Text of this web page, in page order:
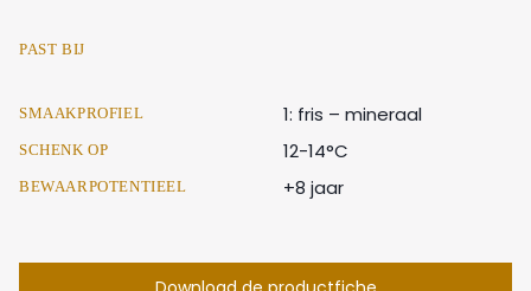
PAST BIJ
SMAAKPROFIEL 1: fris – mineraal
SCHENK OP 12-14°C
BEWAARPOTENTIEEL +8 jaar